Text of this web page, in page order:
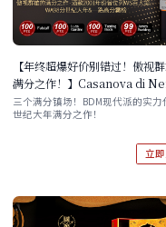
【年终超爆好价别错过！傲视
满分之作！】Casanova di
Tenuta Nuova Brunello di
Montalcino DOCG 2016
三个满分镇场！BDM现代派的实力
世纪大年满分之作！
立